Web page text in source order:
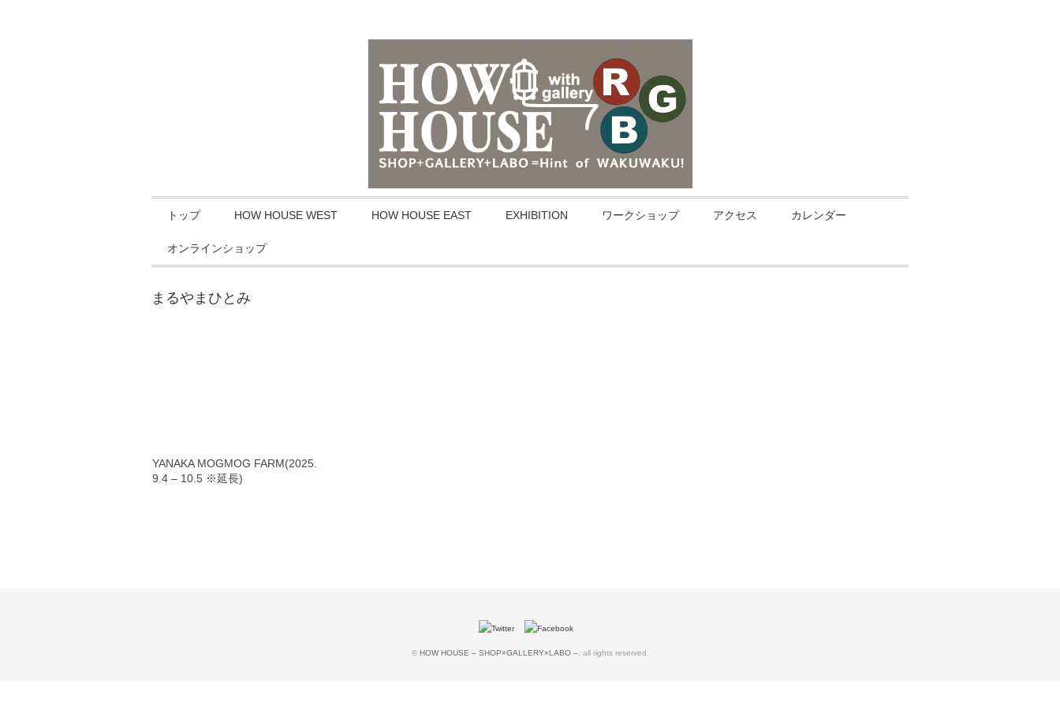
トップ HOW HOUSE WEST HOW HOUSE EAST EXHIBITION ワークショップ アクセス カレンダー
オンラインショップ
まるやまひとみ
YANAKA MOGMOG FARM(2025.
9.4 – 10.5 ※延長)
© HOW HOUSE – SHOP×GALLERY×LABO –. all rights reserved.